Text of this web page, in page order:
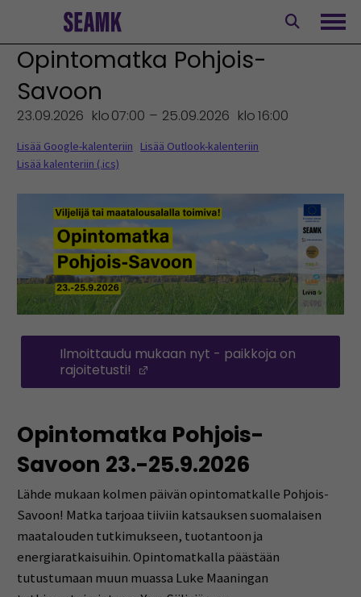
Opintomatka Pohjois-
Savoon
23.09.2026 klo07:00 – 25.09.2026 klo16:00
Lisää Google-kalenteriin
Lisää Outlook-kalenteriin
Lisää kalenteriin (.ics)
Ilmoittaudu mukaan nyt - paikkoja on
rajoitetusti!
Opintomatka Pohjois-
Savoon 23.-25.9.2026
Lähde mukaan kolmen päivän opintomatkalle Pohjois-
Savoon! Matka tarjoaa tiiviin katsauksen suomalaisen
maatalouden tutkimukseen, tuotantoon ja
energiaratkaisuihin. Opintomatkalla päästään
tutustumaan muun muassa Luke Maaningan